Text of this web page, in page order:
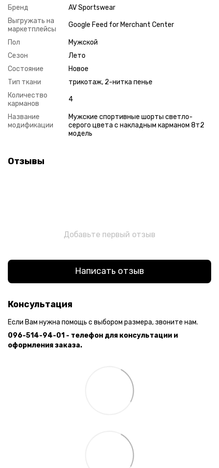
Бренд
AV Sportswear
Выгружать на
маркетплейсы
Google Feed for Merchant Center
Пол
Мужской
Сезон
Лето
Состояние
Новое
Тип ткани
трикотаж, 2-нитка пенье
Количество
карманов
4
Название
модификации
Мужские спортивные шорты светло-
серого цвета с накладным карманом 8т2
модель
Отзывы
Добавьте первый отзыв
Написать отзыв
Консультация
Если Вам нужна помощь с выбором размера, звоните нам.
096-514-94-01 - телефон для консультации и
оформления заказа.